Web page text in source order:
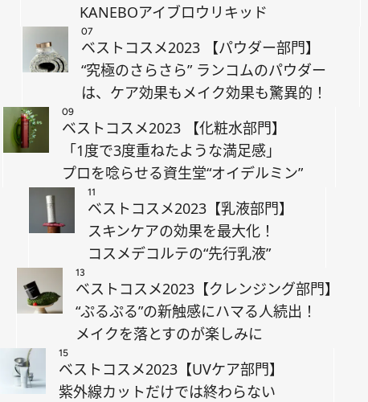
KANEBOアイブロウリキッド
07
ベストコスメ2023 【パウダー部門】
“究極のさらさら” ランコムのパウダー
は、ケア効果もメイク効果も驚異的！
09
ベストコスメ2023 【化粧水部門】
「1度で3度重ねたような満足感」
プロを唸らせる資生堂“オイデルミン”
11
ベストコスメ2023【乳液部門】
スキンケアの効果を最大化！
コスメデコルテの“先行乳液”
13
ベストコスメ2023【クレンジング部門】
“ぷるぷる”の新触感にハマる人続出！
メイクを落とすのが楽しみに
15
ベストコスメ2023【UVケア部門】
紫外線カットだけでは終わらない